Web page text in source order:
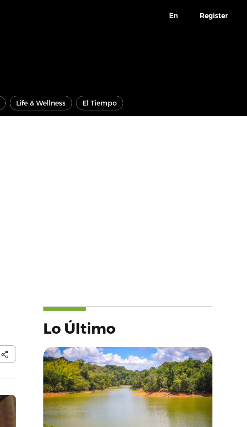
En Register
Life & Wellness El Tiempo
Lo Último